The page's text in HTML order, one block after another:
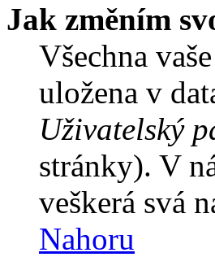
Jak změním
Všechna
uložena v
Uživatelský
stránky). V
veškerá svá
Nahoru